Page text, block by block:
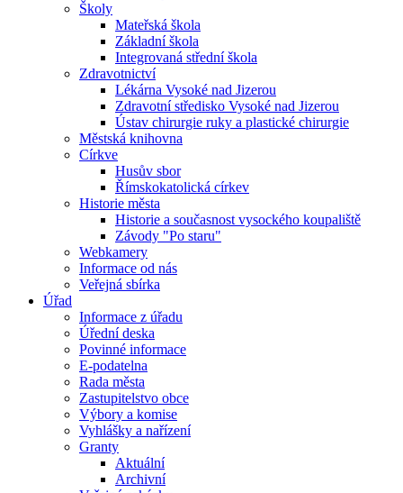
Školy
Mateřská škola
Základní škola
Integrovaná střední škola
Zdravotnictví
Lékárna Vysoké nad Jizerou
Zdravotní středisko Vysoké nad Jizerou
Ústav chirurgie ruky a plastické chirurgie
Městská knihovna
Církve
Husův sbor
Římskokatolická církev
Historie města
Historie a současnost vysockého koupaliště
Závody "Po staru"
Webkamery
Informace od nás
Veřejná sbírka
Úřad
Informace z úřadu
Úřední deska
Povinné informace
E-podatelna
Rada města
Zastupitelstvo obce
Výbory a komise
Vyhlášky a nařízení
Granty
Aktuální
Archivní